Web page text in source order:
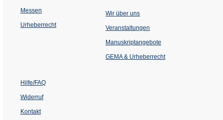
Messen
Urheberrecht
Wir über uns
Veranstaltungen
einem
Tab)
Manuskriptangebote
GEMA & Urheberrecht
Hilfe/FAQ
Widerruf
Kontakt